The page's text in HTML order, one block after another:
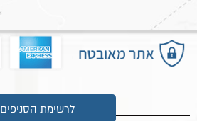
לרשימת הסניפים
מפת אתר